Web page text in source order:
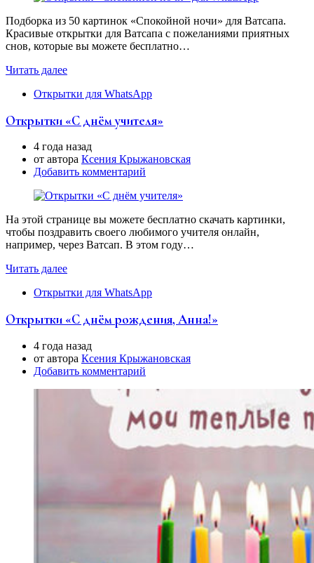
Подборка из 50 картинок «Спокойной ночи» для Ватсапа.
Красивые открытки для Ватсапа с пожеланиями приятных
снов, которые вы можете бесплатно…
Читать далее
Открытки для WhatsApp
Открытки «С днём учителя»
4 года назад
от автора Ксения Крыжановская
Добавить комментарий
На этой странице вы можете бесплатно скачать картинки,
чтобы поздравить своего любимого учителя онлайн,
например, через Ватсап. В этом году…
Читать далее
Открытки для WhatsApp
Открытки «С днём рождения, Анна!»
4 года назад
от автора Ксения Крыжановская
Добавить комментарий